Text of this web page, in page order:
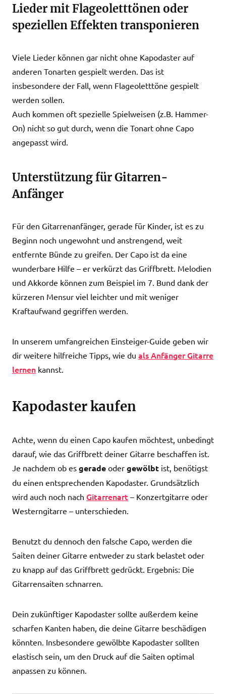
Lieder mit Flageoletttönen oder
speziellen Effekten transponieren
Viele Lieder können gar nicht ohne Kapodaster auf
anderen Tonarten gespielt werden. Das ist
insbesondere der Fall, wenn Flageoletttöne gespielt
werden sollen.
Auch kommen oft spezielle Spielweisen (z.B. Hammer-
On) nicht so gut durch, wenn die Tonart ohne Capo
angepasst wird.
Unterstützung für Gitarren-
Anfänger
Für den Gitarrenanfänger, gerade für Kinder, ist es zu
Beginn noch ungewohnt und anstrengend, weit
entfernte Bünde zu greifen. Der Capo ist da eine
wunderbare Hilfe – er verkürzt das Griffbrett. Melodien
und Akkorde können zum Beispiel im 7. Bund dank der
kürzeren Mensur viel leichter und mit weniger
Kraftaufwand gegriffen werden.
In unserem umfangreichen Einsteiger-Guide geben wir
dir weitere hilfreiche Tipps, wie du als Anfänger Gitarre
lernen kannst.
Kapodaster kaufen
Achte, wenn du einen Capo kaufen möchtest, unbedingt
darauf, wie das Griffbrett deiner Gitarre beschaffen ist.
Je nachdem ob es gerade oder gewölbt ist, benötigst
du einen entsprechenden Kapodaster. Grundsätzlich
wird auch noch nach Gitarrenart – Konzertgitarre oder
Westerngitarre – unterschieden.
Benutzt du dennoch den falsche Capo, werden die
Saiten deiner Gitarre entweder zu stark belastet oder
zu knapp auf das Griffbrett gedrückt. Ergebnis: Die
Gitarrensaiten schnarren.
Dein zukünftiger Kapodaster sollte außerdem keine
scharfen Kanten haben, die deine Gitarre beschädigen
könnten. Insbesondere gewölbte Kapodaster sollten
elastisch sein, um den Druck auf die Saiten optimal
anpassen zu können.